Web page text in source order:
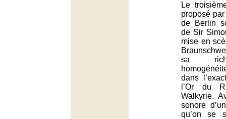
Le
proposé
de Berlin
de Sir
mise en
sa
dans
l’Or du
Walkyrie.
sonore
qu’on se